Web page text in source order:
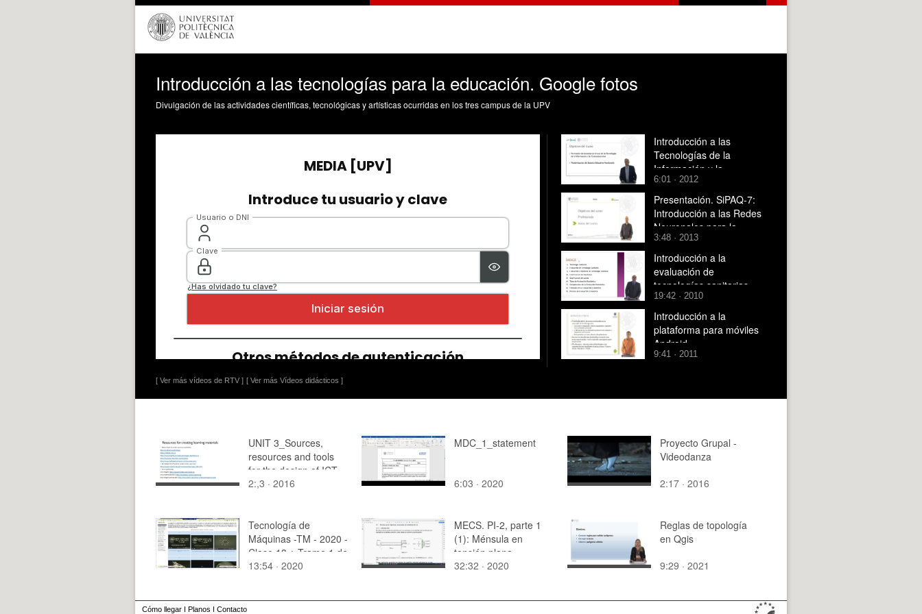
Introducción a las tecnologías para la educación. Google fotos
Divulgación de las actividades científicas, tecnológicas y artísticas ocurridas en los tres campus de la UPV
[ Ver más vídeos de RTV ] [ Ver más Vídeos didácticos ]
Introducción a las
Tecnologías de la
Información y la
Comunicaciones en la
Educación
6:01 · 2012
Presentación. SiPAQ-7:
Introducción a las Redes
Neuronales para la
Simulación de Procesos
con Matlab¿ y Scilab¿
3:48 · 2013
Introducción a la
evaluación de
tecnologías sanitarias
19:42 · 2010
Introducción a la
plataforma para móviles
Android
9:41 · 2011
UNIT 3_Sources,
resources and tools
for the design of ICT-
based CLIL tasks
2:,3 · 2016
MDC_1_statement
6:03 · 2020
Proyecto Grupal -
Videodanza
2:17 · 2016
Tecnología de
Máquinas -TM - 2020 -
Clase 13 ¿ Tramo 1 de
613:54 · 2020
MECS. PI-2, parte 1
(1): Ménsula en
tensión plana.
Eficiencia de los
32:32 · 2020
Reglas de topología
en Qgis
9:29 · 2021
Cómo llegar I Planos I Contacto